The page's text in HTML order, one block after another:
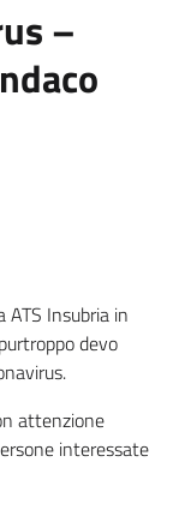
–
Insubria in
devo
attenzione
interessate